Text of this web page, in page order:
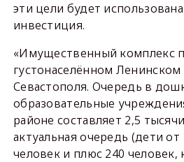
эти цели будет
инвестиция.
«Имущественный комплекс
густонаселённом Ленинском
Севастополя. Очередь в
образовательные
районе составляет 2,5
актуальная очередь (дети от
человек и плюс 240